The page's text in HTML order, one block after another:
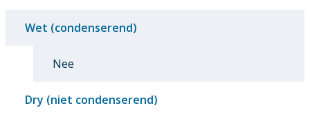
Wet (condenserend)
Nee
Dry (niet condenserend)